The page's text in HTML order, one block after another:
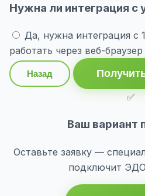
Нужна ли интеграция с
Да, нужна интеграция с
работать через веб-браузер
Назад
✅
Ваш вариант
Оставьте заявку —
подключит ЭДО